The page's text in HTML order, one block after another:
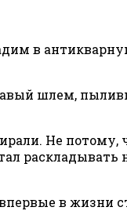
в
шлем,
Не
раскладывать
в жизни